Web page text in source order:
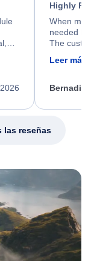
Highly
When my
needed
The
calm,
my issue.
Leer más
las reseñas